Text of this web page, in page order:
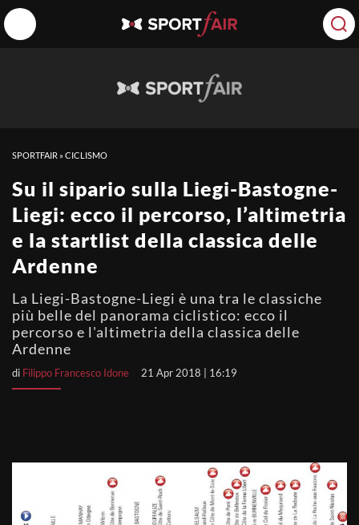
SPORTFAIR »CICLISMO
Su il sipario sulla Liegi-Bastogne-
Liegi: ecco il percorso, l’altimetria
e la startlist della classica delle
Ardenne
La Liegi-Bastogne-Liegi è una tra le classiche
più belle del panorama ciclistico: ecco il
percorso e l'altimetria della classica delle
Ardenne
di Filippo Francesco Idone 21 Apr 2018 | 16:19